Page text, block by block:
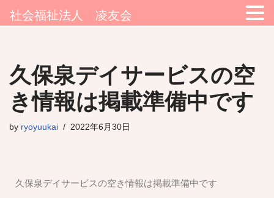
ン
テ
ン
へ
プ
久保泉デイサービスの空
き情報は掲載準備中です
by ryoyuukai 2022年6月30日
久保泉デイサービスの空き情報は掲載準備中です
社会福祉法人 凌友会